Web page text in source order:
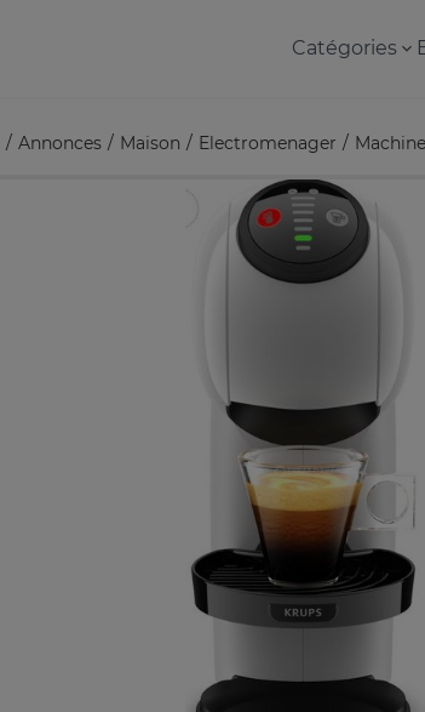
Catégories
Annonces Maison Electromenager